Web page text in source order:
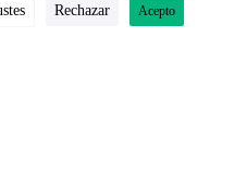
Rechazar Acepto